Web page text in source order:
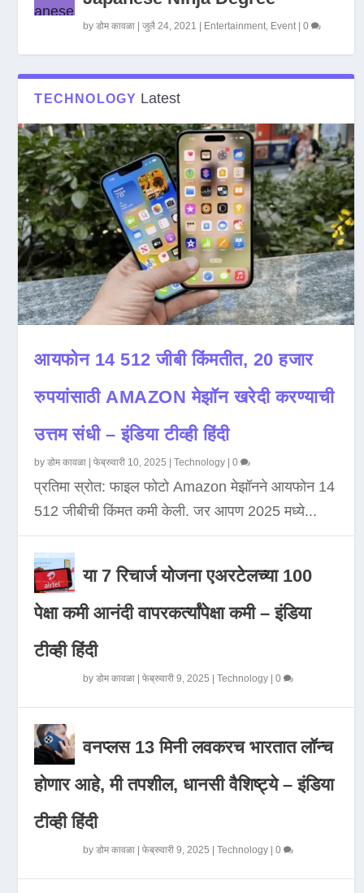
byडोम कावळा |जुलै 24, 2021 Entertainment, Event|0
TECHNOLOGY Latest
आयफोन 14 512 जीबी किंमतीत, 20 हजार
रुपयांसाठी AMAZON मेझॉन खरेदी करण्याची
उत्तम संधी – इंडिया टीव्ही हिंदी
byडोम कावळा |फेब्रुवारी 10, 2025 |Technology |0
प्रतिमा स्रोत: फाइल फोटो Amazon मेझॉनने आयफोन 14
512 जीबीची किंमत कमी केली. जर आपण 2025 मध्ये...
या 7 रिचार्ज योजना एअरटेलच्या 100
पेक्षा कमी आनंदी वापरकर्त्यांपेक्षा कमी – इंडिया
टीव्ही हिंदी
byडोम कावळा |फेब्रुवारी 9, 2025 |Technology |0
वनप्लस 13 मिनी लवकरच भारतात लॉन्च
होणार आहे, मी तपशील, धानसी वैशिष्ट्ये – इंडिया
टीव्ही हिंदी
byडोम कावळा |फेब्रुवारी 9, 2025 |Technology |0